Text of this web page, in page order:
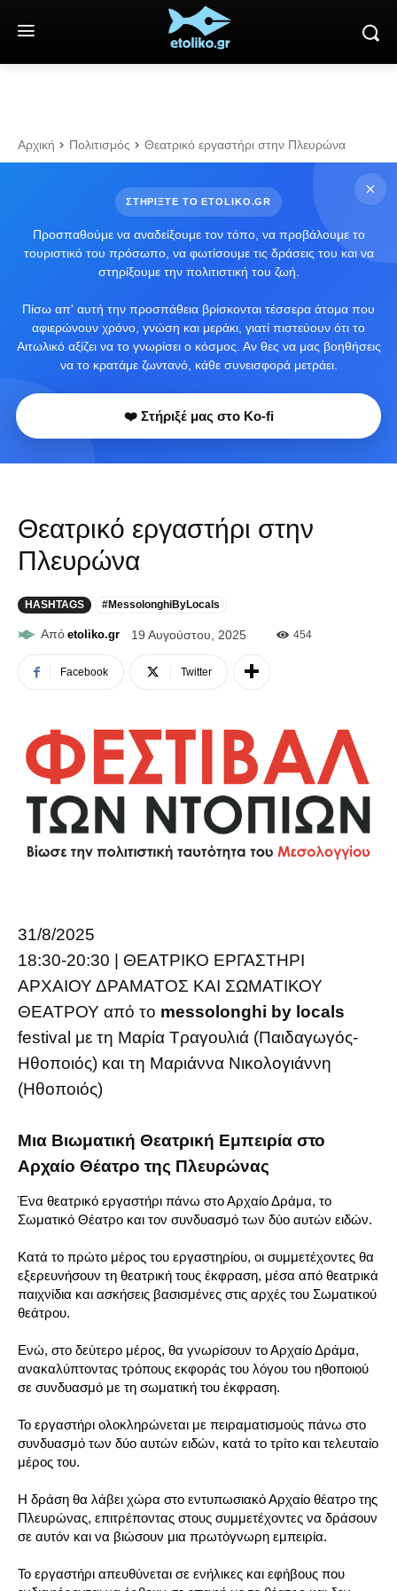
Αρχική Πολιτισμός Θεατρικό εργαστήρι στην Πλευρώνα
ΣΤΗΡΙΞΤΕ ΤΟ ETOLIKO.GR
Προσπαθούμε να αναδείξουμε τον τόπο, να προβάλουμε το
τουριστικό του πρόσωπο, να φωτίσουμε τις δράσεις του και να
στηρίξουμε την πολιτιστική του ζωή.
Πίσω απ' αυτή την προσπάθεια βρίσκονται τέσσερα άτομα που
αφιερώνουν χρόνο, γνώση και μεράκι, γιατί πιστεύουν ότι το
Αιτωλικό αξίζει να το γνωρίσει ο κόσμος. Αν θες να μας βοηθήσεις
να το κρατάμε ζωντανό, κάθε συνεισφορά μετράει.
❤️ Στήριξέ μας στο Ko-fi
Θεατρικό εργαστήρι στην
Πλευρώνα
HASHTAGS #MessolonghiByLocals
Από etoliko.gr 19 Αυγούστου, 2025 454
Facebook Twitter
31/8/2025
18:30-20:30 | ΘΕΑΤΡΙΚΟ ΕΡΓΑΣΤΗΡΙ
ΑΡΧΑΙΟΥ ΔΡΑΜΑΤΟΣ ΚΑΙ ΣΩΜΑΤΙΚΟΥ
ΘΕΑΤΡΟΥ από το messolonghi by locals
festival με τη Μαρία Τραγουλιά (Παιδαγωγός-
Ηθοποιός) και τη Μαριάννα Νικολογιάννη
(Ηθοποιός)
Μια Βιωματική Θεατρική Εμπειρία στο
Αρχαίο Θέατρο της Πλευρώνας
Ένα θεατρικό εργαστήρι πάνω στο Αρχαίο Δράμα, το
Σωματικό Θέατρο και τον συνδυασμό των δύο αυτών ειδών.
Κατά το πρώτο μέρος του εργαστηρίου, οι συμμετέχοντες θα
εξερευνήσουν τη θεατρική τους έκφραση, μέσα από θεατρικά
παιχνίδια και ασκήσεις βασισμένες στις αρχές του Σωματικού
θεάτρου.
Ενώ, στο δεύτερο μέρος, θα γνωρίσουν το Αρχαίο Δράμα,
ανακαλύπτοντας τρόπους εκφοράς του λόγου του ηθοποιού
σε συνδυασμό με τη σωματική του έκφραση.
Το εργαστήρι ολοκληρώνεται με πειραματισμούς πάνω στο
συνδυασμό των δύο αυτών ειδών, κατά το τρίτο και τελευταίο
μέρος του.
Η δράση θα λάβει χώρα στο εντυπωσιακό Αρχαίο θέατρο της
Πλευρώνας, επιτρέποντας στους συμμετέχοντες να δράσουν
σε αυτόν και να βιώσουν μια πρωτόγνωρη εμπειρία.
Το εργαστήρι απευθύνεται σε ενήλικες και εφήβους που